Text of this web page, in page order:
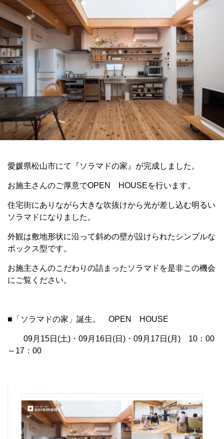
愛媛県松山市にて『ソラマドの家』が完成しました。
お施主さんのご厚意でOPEN HOUSEを行います。
住宅街にありながら大きな吹抜けから光が差し込む明るい
ソラマドになりました。
外観は敷地形状に沿って斜めの壁が設けられたシンプルな
ボックス型です。
お施主さんのこだわりの詰まったソラマドを是非この機会
にご覧ください。
■「ソラマドの家」誕生。 OPEN HOUSE
09月15日(土)・09月16日(日)・09月17日(月) 10：00
～17：00